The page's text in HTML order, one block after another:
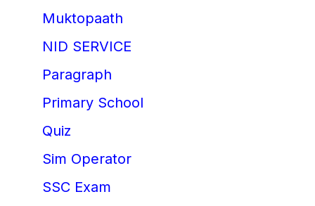
Muktopaath
NID SERVICE
Paragraph
Primary School
Quiz
Sim Operator
SSC Exam